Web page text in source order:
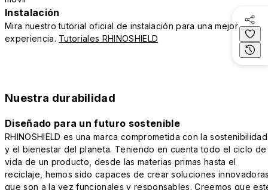
Instalación
Mira nuestro tutorial oficial de instalación para una mejor
experiencia. Tutoriales RHINOSHIELD
Nuestra durabilidad
Diseñado para un futuro sostenible
RHINOSHIELD es una marca comprometida con la sostenibilidad
y el bienestar del planeta. Teniendo en cuenta todo el ciclo de
vida de un producto, desde las materias primas hasta el
reciclaje, hemos sido capaces de crear soluciones
que son a la vez funcionales y responsables. Creemos que